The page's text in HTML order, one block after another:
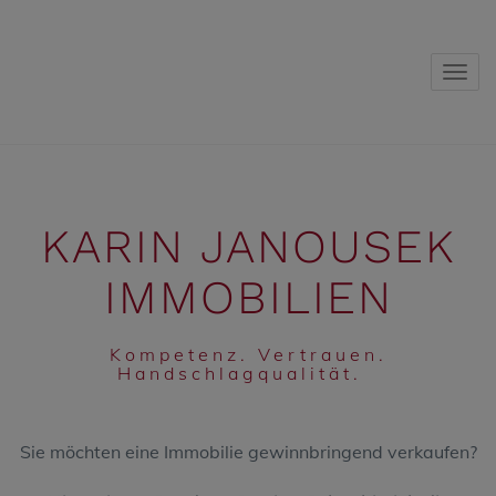
KARIN JANOUSEK
IMMOBILIEN
Kompetenz. Vertrauen.
Handschlagqualität.
Sie möchten eine Immobilie gewinnbringend verkaufen?